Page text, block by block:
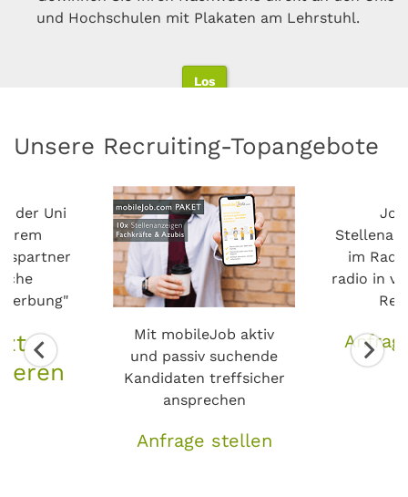
und Hochschulen mit Plakaten am Lehrstuhl.
Los
Personal aus Ihrem Fachgebiet.
Los
Erhöhen Sie Ihr Employer-Branding mit gezielten
Social-Media-Aktivitäten
Los
Door Media, CineLights, Postern und Flyern
Los
Senderhomepage werden auch Webradio-Hörer auf
Sie aufmerksam
Los
Unsere Recruiting-Topangebote
der Uni
Mit mobileJob aktiv
und passiv suchende
Kandidaten treffsicher
ansprechen
Anfrage stellen
im
radio in